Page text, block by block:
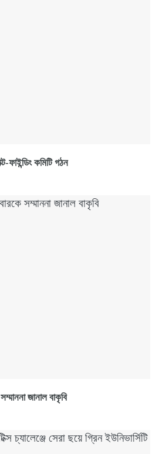
ফাইন্ডিং কমিটি গঠন
জানাল বাকৃবি